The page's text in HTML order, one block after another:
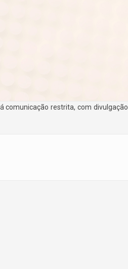
comunicação restrita, com divulgação